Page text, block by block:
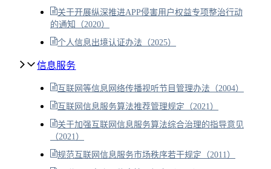
关于开展纵深推进APP侵害用户权益专项整治行动
的通知（2020）
个人信息出境认证办法（2025）
信息服务
互联网等信息网络传播视听节目管理办法（2004）
互联网信息服务算法推荐管理规定（2021）
关于加强互联网信息服务算法综合治理的指导意见
（2021）
规范互联网信息服务市场秩序若干规定（2011）